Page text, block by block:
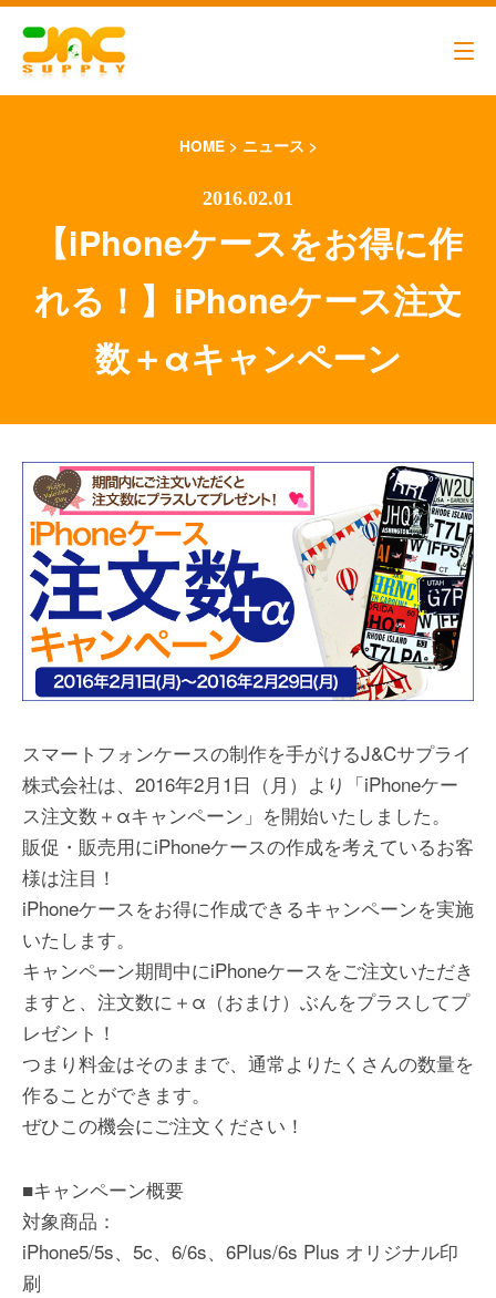
代表メッセージ
ビジネスパートナー募集
HOME > ニュース >
【iPhoneケースをお得に作
れる！】iPhoneケース注文
数＋αキャンペーン
スマートフォンケースの制作を手がけるJ&Cサプライ
株式会社は、2016年2月1日（月）より「iPhoneケー
ス注文数＋αキャンペーン」を開始いたしました。
販促・販売用にiPhoneケースの作成を考えているお客
様は注目！
iPhoneケースをお得に作成できるキャンペーンを実施
いたします。
キャンペーン期間中にiPhoneケースをご注文いただき
ますと、注文数に＋α（おまけ）ぶんをプラスしてプ
レゼント！
つまり料金はそのままで、通常よりたくさんの数量を
作ることができます。
ぜひこの機会にご注文ください！
■キャンペーン概要
対象商品：
iPhone5/5s、5c、6/6s、6Plus/6s Plus オリジナル印
刷